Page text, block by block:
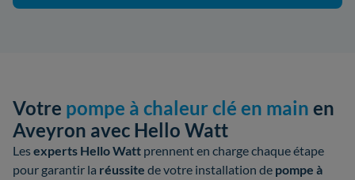
Votre pompe à chaleur clé en main en
Aveyron avec Hello Watt
Lesexperts Hello Watt prennent en charge chaque étape
pour garantir la réussite de votre installation de pompe à